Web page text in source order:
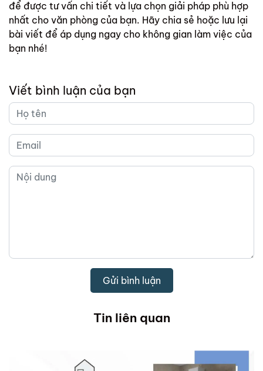
để được tư vấn chi tiết và lựa chọn giải pháp phù hợp
nhất cho văn phòng của bạn. Hãy chia sẻ hoặc lưu lại
bài viết để áp dụng ngay cho không gian làm việc của
bạn nhé!
Viết bình luận của bạn
Gửi bình luận
Tin liên quan